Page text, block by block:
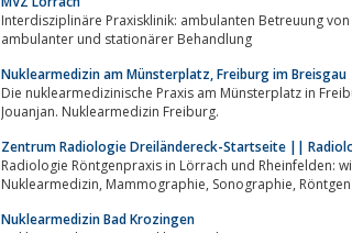
Interdisziplinäre Praxisklinik: ambulanten Betreuung von
ambulanter und stationärer Behandlung
Nuklearmedizin am Münsterplatz, Freiburg im Breisgau
Die nuklearmedizinische Praxis am Münsterplatz in
Jouanjan. Nuklearmedizin Freiburg.
Zentrum Radiologie Dreiländereck-Startseite ||
Radiologie Röntgenpraxis in Lörrach und Rheinfelden: wir
Nuklearmedizin, Mammographie, Sonographie, Röntgen
Nuklearmedizin Bad Krozingen